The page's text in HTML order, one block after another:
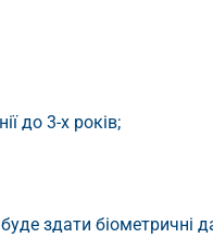
до 3-х років;
здати біометричні